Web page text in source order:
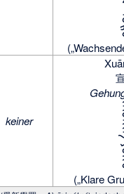
keiner
(„Klare